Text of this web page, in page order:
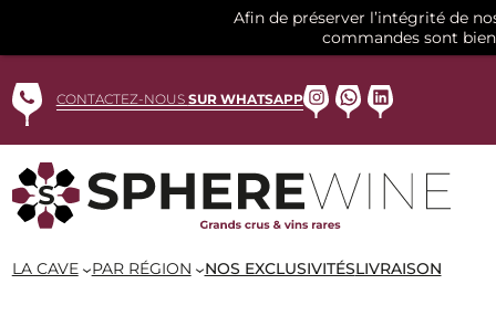
au
contenuCONTACTEZ-NOUS SUR WHATSAPPInstagram
WhatsApp
LinkedIn
LA CAVE PAR RÉGION NOS EXCLUSIVITÉSLIVRAISON
Afin de préserver l’intégrité de
commandes sont